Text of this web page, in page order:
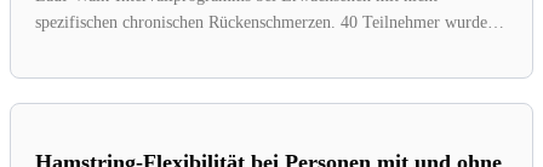
spezifischen chronischen Rückenschmerzen. 40 Teilnehmer wurden
Hamstring-Flexibilität bei Personen mit und ohne